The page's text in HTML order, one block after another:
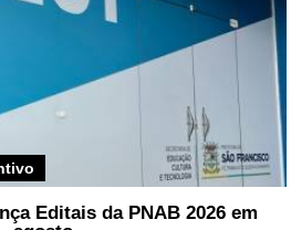
Editais da PNAB 2026 em